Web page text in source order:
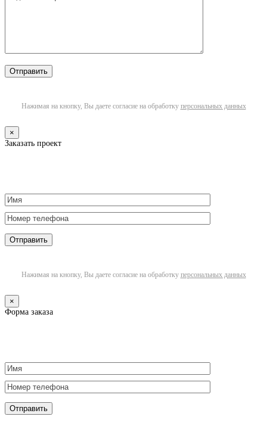
Нажимая на кнопку, Вы даете согласие на обработку персональных данных
×
Заказать проект
Нажимая на кнопку, Вы даете согласие на обработку персональных данных
×
Форма заказа